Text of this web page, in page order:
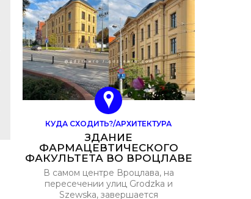
КУДА СХОДИТЬ?/АРХИТЕКТУРА
ЗДАНИЕ
ФАРМАЦЕВТИЧЕСКОГО
ФАКУЛЬТЕТА ВО ВРОЦЛАВЕ
В самом центре Вроцлава, на
пересечении улиц Grodzka и
Szewska, завершается